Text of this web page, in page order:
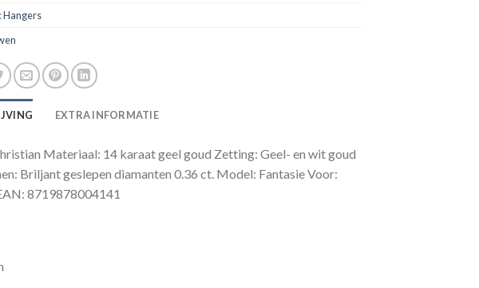
Hangers
EXTRA INFORMATIE
Materiaal: 14 karaat geel goud Zetting: Geel- en wit goud
Briljant geslepen diamanten 0.36 ct. Model: Fantasie Voor:
8719878004141